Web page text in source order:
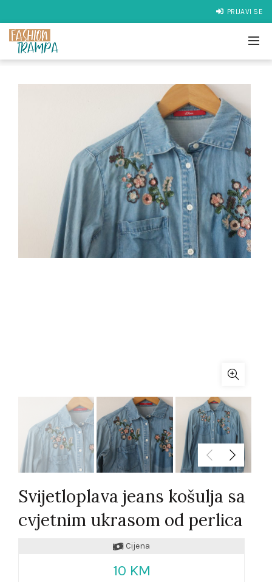
PRIJAVI SE
Svijetloplava jeans košulja sa
cvjetnim ukrasom od perlica
Cijena
10 KM